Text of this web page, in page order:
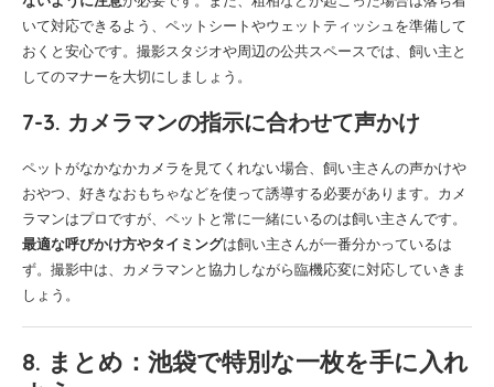
いて対応できるよう、ペットシートやウェットティッシュを準備して
おくと安心です。撮影スタジオや周辺の公共スペースでは、飼い主と
してのマナーを大切にしましょう。
7-3. カメラマンの指示に合わせて声かけ
ペットがなかなかカメラを見てくれない場合、飼い主さんの声かけや
おやつ、好きなおもちゃなどを使って誘導する必要があります。カメ
ラマンはプロですが、ペットと常に一緒にいるのは飼い主さんです。
最適な呼びかけ方やタイミングは飼い主さんが一番分かっているは
ず。撮影中は、カメラマンと協力しながら臨機応変に対応していきま
しょう。
8. まとめ：池袋で特別な一枚を手に入れ